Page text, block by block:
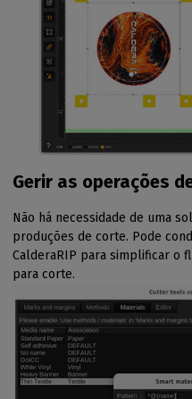
Gerir as operações
Não há necessidade de uma
produções de corte. Pode
CalderaRIP para simplificar o
para corte.